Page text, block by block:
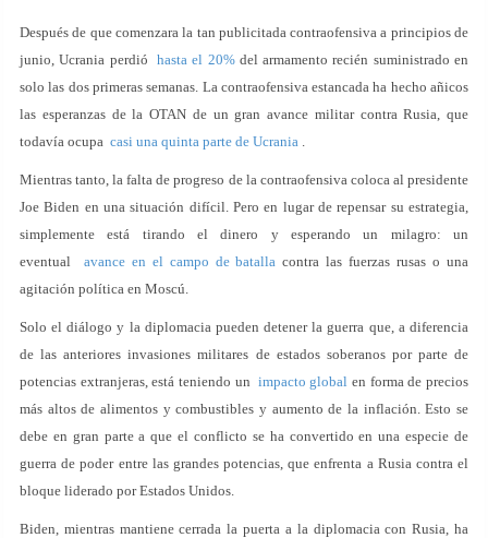
Después de que comenzara la tan publicitada contraofensiva a principios de
junio, Ucrania perdióhasta el 20%del armamento recién suministrado en
solo las dos primeras semanas. La contraofensiva estancada ha hecho añicos
las esperanzas de la OTAN de un gran avance militar contra Rusia, que
todavía ocupa casi una quinta parte de Ucrania .
Mientras tanto, la falta de progreso de la contraofensiva coloca al presidente
Joe Biden en una situación difícil. Pero en lugar de repensar su estrategia,
simplemente está tirando el dinero y esperando un milagro: un
eventual avance en el campo de batalla contra las fuerzas rusas o una
agitación política en Moscú.
Solo el diálogo y la diplomacia pueden detener la guerra que, a diferencia
de las anteriores invasiones militares de estados soberanos por parte de
potencias extranjeras, está teniendo un impacto global en forma de precios
más altos de alimentos y combustibles y aumento de la inflación. Esto se
debe en gran parte a que el conflicto se ha convertido en una especie de
guerra de poder entre las grandes potencias, que enfrenta a Rusia contra el
bloque liderado por Estados Unidos.
Biden, mientras mantiene cerrada la puerta a la diplomacia con Rusia, ha